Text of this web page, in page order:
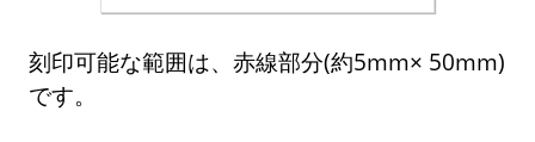
刻印可能な範囲は、赤線部分(約5mm× 50mm)
です。